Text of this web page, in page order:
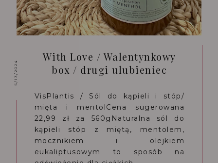
5/13/2024
With Love / Walentynkowy
box / drugi ulubieniec
VisPlantis / Sól do kąpieli i stóp/
mięta i mentolCena sugerowana
22,99 zł za 560gNaturalna sól do
kąpieli stóp z miętą, mentolem,
mocznikiem i olejkiem
eukaliptusowym to sposób na